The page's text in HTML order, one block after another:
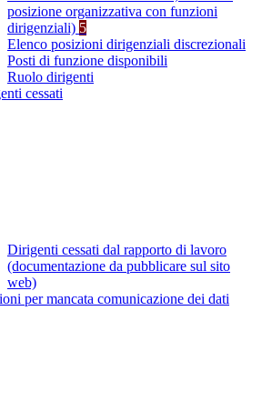
posizione organizzativa con funzioni
dirigenziali) 5
Elenco posizioni dirigenziali discrezionali
Posti di funzione disponibili
Ruolo dirigenti
cessati
Dirigenti cessati dal rapporto di lavoro
(documentazione da pubblicare sul sito
web)
per mancata comunicazione dei dati